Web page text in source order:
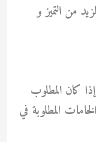
من التميز و
كان المطلوب
المطلوبة في